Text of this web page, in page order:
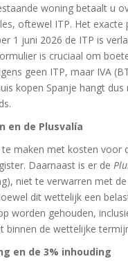
woning betaalt u
oftewel ITP. Het
1 juni 2026 de ITP is
is cruciaal om
geen ITP, maar IVA
kopen Spanje hangt
en de Plusvalía
maken met kosten voor
Daarnaast is er de
niet te verwarren met
dit wettelijk een
worden gehouden,
binnen de wettelijke
en de 3% inhouding